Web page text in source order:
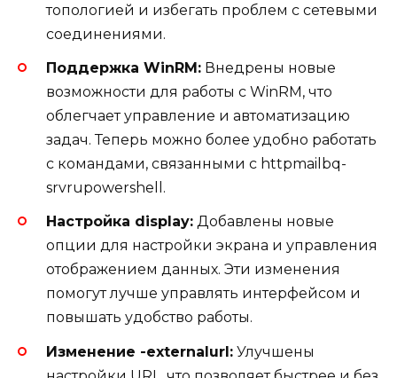
топологией и избегать проблем с сетевыми
соединениями.
Поддержка WinRM: Внедрены новые
возможности для работы с WinRM, что
облегчает управление и автоматизацию
задач. Теперь можно более удобно работать
с командами, связанными с httpmailbq-
srvrupowershell.
Настройка display: Добавлены новые
опции для настройки экрана и управления
отображением данных. Эти изменения
помогут лучше управлять интерфейсом и
повышать удобство работы.
Изменение -externalurl: Улучшены